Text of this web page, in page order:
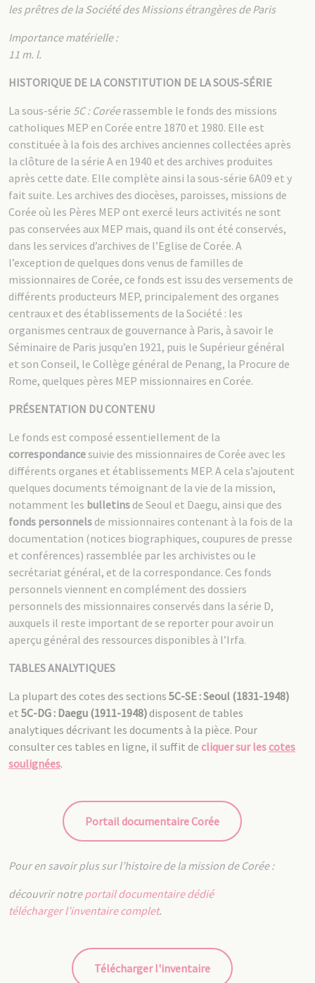
les prêtres de la Société des Missions étrangères de Paris
Importance matérielle :
11 m. l.
HISTORIQUE DE LA CONSTITUTION DE LA SOUS-SÉRIE
La sous-série 5C : Coréerassemble le fonds des missions
catholiques MEP en Corée entre 1870 et 1980. Elle est
constituée à la fois des archives anciennes collectées après
la clôture de la série A en 1940 et des archives produites
après cette date. Elle complète ainsi la sous-série 6A09 et y
fait suite. Les archives des diocèses, paroisses, missions de
Corée où les Pères MEP ont exercé leurs activités ne sont
pas conservées aux MEP mais, quand ils ont été conservés,
dans les services d’archives de l’Eglise de Corée. A
l’exception de quelques dons venus de familles de
missionnaires de Corée, ce fonds est issu des versements de
différents producteurs MEP, principalement des organes
centraux et des établissements de la Société : les
organismes centraux de gouvernance à Paris, à savoir le
Séminaire de Paris jusqu’en 1921, puis le Supérieur général
et son Conseil, le Collège général de Penang, la Procure de
Rome, quelques pères MEP missionnaires en Corée.
PRÉSENTATION DU CONTENU
Le fonds est composé essentiellement de la
correspondancesuivie des missionnaires de Corée avec les
différents organes et établissements MEP. A cela s’ajoutent
quelques documents témoignant de la vie de la mission,
notamment les bulletins de Seoul et Daegu, ainsi que des
fonds personnels de missionnaires contenant à la fois de la
documentation (notices biographiques, coupures de presse
et conférences) rassemblée par les archivistes ou le
secrétariat général, et de la correspondance. Ces fonds
personnels viennent en complément des dossiers
personnels des missionnaires conservés dans la série D,
auxquels il reste important de se reporter pour avoir un
aperçu général des ressources disponibles à l’Irfa.
TABLES ANALYTIQUES
La plupart des cotes des sections 5C-SE : Seoul (1831-1948)
et 5C-DG : Daegu (1911-1948) disposent de tables
analytiques décrivant les documents à la pièce. Pour
consulter ces tables en ligne, il suffit de cliquer sur lescotes
soulignées.
Portail documentaire Corée
Pour en savoir plus sur l’histoire de la mission de Corée :
découvrir notreportail documentaire dédié
télécharger l’inventaire complet.
Télécharger l'inventaire